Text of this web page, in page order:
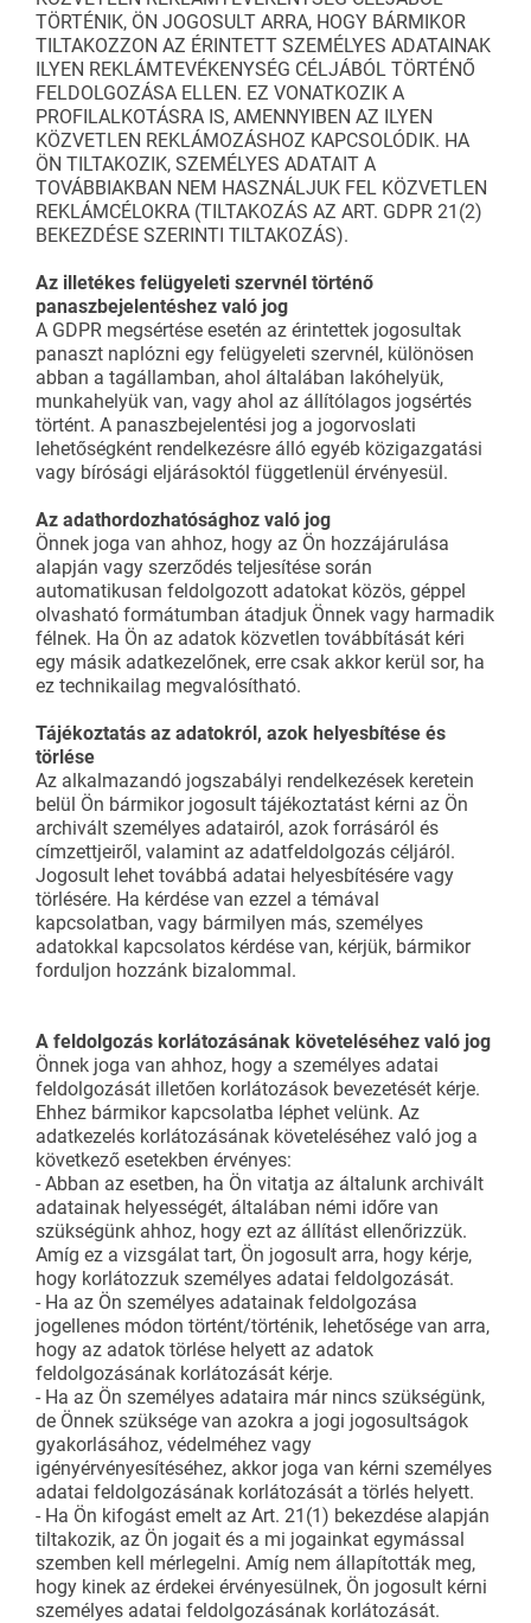
TÖRTÉNIK, ÖN JOGOSULT ARRA, HOGY BÁRMIKOR
TILTAKOZZON AZ ÉRINTETT SZEMÉLYES ADATAINAK
ILYEN REKLÁMTEVÉKENYSÉG CÉLJÁBÓL TÖRTÉNŐ
FELDOLGOZÁSA ELLEN. EZ VONATKOZIK A
PROFILALKOTÁSRA IS, AMENNYIBEN AZ ILYEN
KÖZVETLEN REKLÁMOZÁSHOZ KAPCSOLÓDIK. HA
ÖN TILTAKOZIK, SZEMÉLYES ADATAIT A
TOVÁBBIAKBAN NEM HASZNÁLJUK FEL KÖZVETLEN
REKLÁMCÉLOKRA (TILTAKOZÁS AZ ART. GDPR 21(2)
BEKEZDÉSE SZERINTI TILTAKOZÁS).
Az illetékes felügyeleti szervnél történő
panaszbejelentéshez való jog
A GDPR megsértése esetén az érintettek jogosultak
panaszt naplózni egy felügyeleti szervnél, különösen
abban a tagállamban, ahol általában lakóhelyük,
munkahelyük van, vagy ahol az állítólagos jogsértés
történt. A panaszbejelentési jog a jogorvoslati
lehetőségként rendelkezésre álló egyéb közigazgatási
vagy bírósági eljárásoktól függetlenül érvényesül.
Az adathordozhatósághoz való jog
Önnek joga van ahhoz, hogy az Ön hozzájárulása
alapján vagy szerződés teljesítése során
automatikusan feldolgozott adatokat közös, géppel
olvasható formátumban átadjuk Önnek vagy harmadik
félnek. Ha Ön az adatok közvetlen továbbítását kéri
egy másik adatkezelőnek, erre csak akkor kerül sor, ha
ez technikailag megvalósítható.
Tájékoztatás az adatokról, azok helyesbítése és
törlése
Az alkalmazandó jogszabályi rendelkezések keretein
belül Ön bármikor jogosult tájékoztatást kérni az Ön
archivált személyes adatairól, azok forrásáról és
címzettjeiről, valamint az adatfeldolgozás céljáról.
Jogosult lehet továbbá adatai helyesbítésére vagy
törlésére. Ha kérdése van ezzel a témával
kapcsolatban, vagy bármilyen más, személyes
adatokkal kapcsolatos kérdése van, kérjük, bármikor
forduljon hozzánk bizalommal.
A feldolgozás korlátozásának követeléséhez való jog
Önnek joga van ahhoz, hogy a személyes adatai
feldolgozását illetően korlátozások bevezetését kérje.
Ehhez bármikor kapcsolatba léphet velünk. Az
adatkezelés korlátozásának követeléséhez való jog a
következő esetekben érvényes:
- Abban az esetben, ha Ön vitatja az általunk archivált
adatainak helyességét, általában némi időre van
szükségünk ahhoz, hogy ezt az állítást ellenőrizzük.
Amíg ez a vizsgálat tart, Ön jogosult arra, hogy kérje,
hogy korlátozzuk személyes adatai feldolgozását.
- Ha az Ön személyes adatainak feldolgozása
jogellenes módon történt/történik, lehetősége van arra,
hogy az adatok törlése helyett az adatok
feldolgozásának korlátozását kérje.
- Ha az Ön személyes adataira már nincs szükségünk,
de Önnek szüksége van azokra a jogi jogosultságok
gyakorlásához, védelméhez vagy
igényérvényesítéséhez, akkor joga van kérni személyes
adatai feldolgozásának korlátozását a törlés helyett.
- Ha Ön kifogást emelt az Art. 21(1) bekezdése alapján
tiltakozik, az Ön jogait és a mi jogainkat egymással
szemben kell mérlegelni. Amíg nem állapították meg,
hogy kinek az érdekei érvényesülnek, Ön jogosult kérni
személyes adatai feldolgozásának korlátozását.